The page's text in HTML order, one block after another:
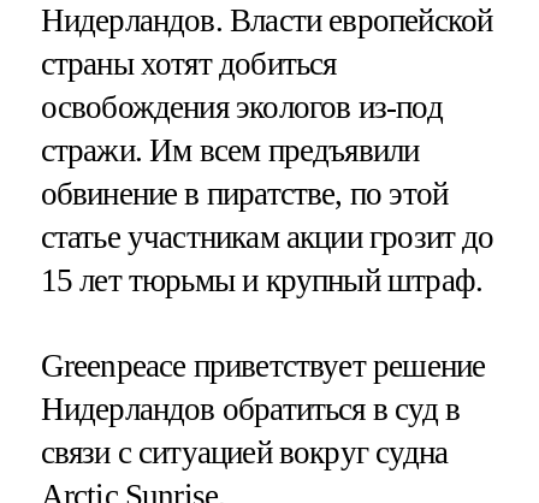
Нидерландов. Власти европейской
страны хотят добиться
освобождения экологов из-под
стражи. Им всем предъявили
обвинение в пиратстве, по этой
статье участникам акции грозит до
15 лет тюрьмы и крупный штраф.
Greenpeace приветствует решение
Нидерландов обратиться в суд в
связи с ситуацией вокруг судна